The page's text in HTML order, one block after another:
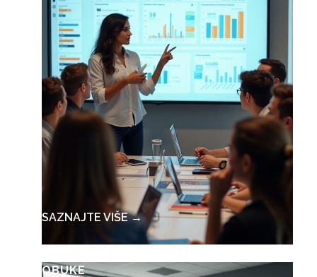
SAZNAJTE VIŠE →
OBUKE